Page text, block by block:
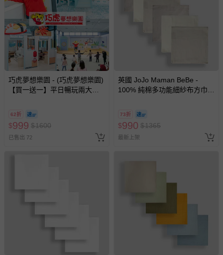
巧虎夢想樂園 - (巧虎夢想樂園)
【買一送一】平日暢玩兩大一
券使用
62折
$999 $1600
已售出 72
英國 JoJo Maman BeBe -
100% 純棉多功能細紗布方巾/
73折
$990 $1365
最新上架